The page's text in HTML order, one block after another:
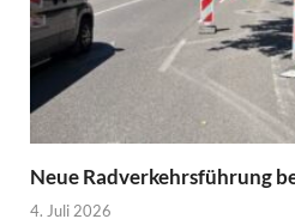
Neue Radverkehrsführung
4. Juli 2026